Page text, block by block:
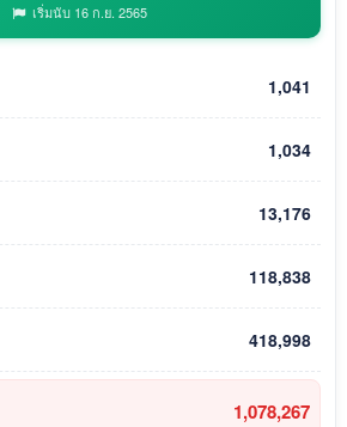
เริ่มนับ 16 ก.ย. 2565
1,041
1,034
13,176
118,838
418,998
1,078,267